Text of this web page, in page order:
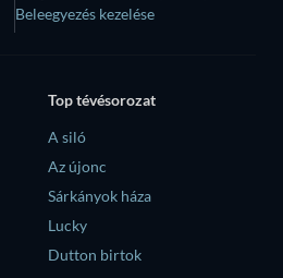
Beleegyezés kezelése
Top tévésorozat
A siló
Az újonc
Sárkányok háza
Lucky
Dutton birtok